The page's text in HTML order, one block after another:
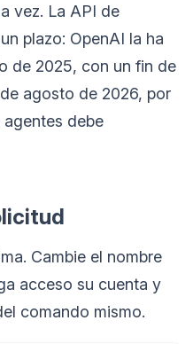
vez. La API de
plazo: OpenAI la ha
de 2025, con un fin de
agosto de 2026, por
debe
Cambie el nombre
acceso su cuenta y
comando mismo.